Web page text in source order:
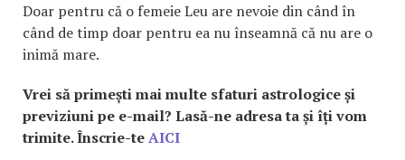
Doar pentru că o femeie Leu are nevoie din când în
când de timp doar pentru ea nu înseamnă că nu are o
inimă mare.
Vrei să primești mai multe sfaturi astrologice și
previziuni pe e-mail? Lasă-ne adresa ta și îți vom
trimite.Înscrie-teAICI